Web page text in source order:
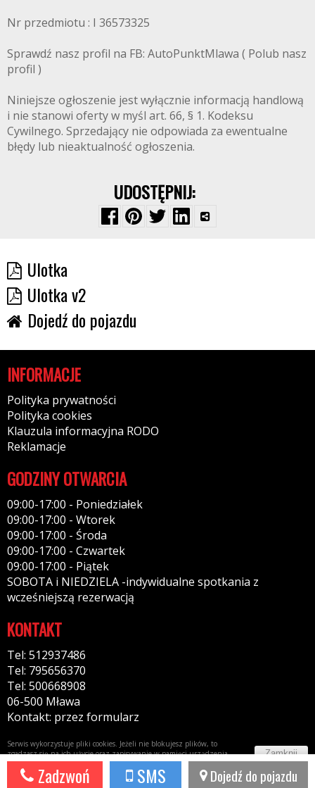
Zadzwoń SMS Dojedź do pojazdu
Nr przedmiotu : I 36573325
Sprawdź nasz profil na FB: AutoPunktMlawa ( Polub nasz
profil )
Niniejsze ogłoszenie jest wyłącznie informacją handlową
i nie stanowi oferty w myśl art. 66, § 1. Kodeksu
Cywilnego. Sprzedający nie odpowiada za ewentualne
błędy lub nieaktualność ogłoszenia.
UDOSTĘPNIJ:
Ulotka
Ulotka v2
Dojedź do pojazdu
INFORMACJE
Polityka prywatności
Polityka cookies
Klauzula informacyjna RODO
Reklamacje
GODZINY OTWARCIA
09:00-17:00 - Poniedziałek
09:00-17:00 - Wtorek
09:00-17:00 - Środa
09:00-17:00 - Czwartek
09:00-17:00 - Piątek
SOBOTA i NIEDZIELA -indywidualne spotkania z
wcześniejszą rezerwacją
KONTAKT
Tel: 512937486
Tel: 795656370
Tel: 500668908
06-500 Mława
Kontakt: przez formularz
Serwis wykorzystuje pliki cookies. Jeżeli nie blokujesz plików, to
zgadzasz się na ich użycie oraz zapisywanie w pamięci urządzenia.
Więcej informacji wpolityce prywatności
Zamknij
Potrzebujesz taki portal? Napisz do nas! 44fox.com